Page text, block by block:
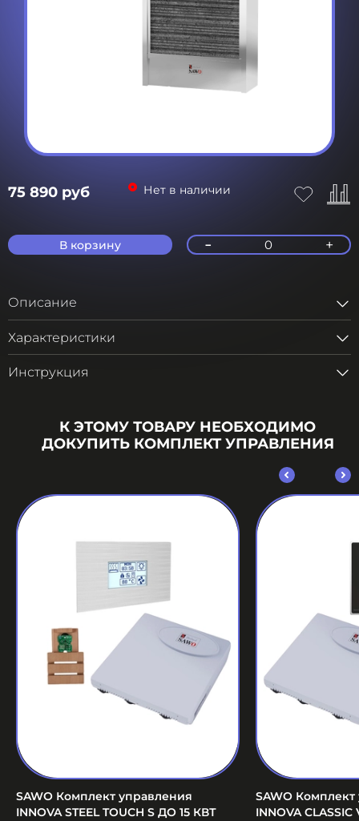
75 890 руб Нет в наличии
В корзину - 0 +
Описание
Характеристики
Инструкция
К ЭТОМУ ТОВАРУ НЕОБХОДИМО
ДОКУПИТЬ КОМПЛЕКТ УПРАВЛЕНИЯ
SAWO Комплект управления
INNOVA STEEL TOUCH S ДО 15 КВТ
SAWO
INNOVA